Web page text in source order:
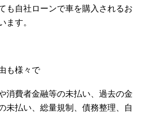
も自社ローンで車を購入されるお
ます。
も様々で
消費者金融等の未払い、過去の金
未払い、総量規制、債務整理、自